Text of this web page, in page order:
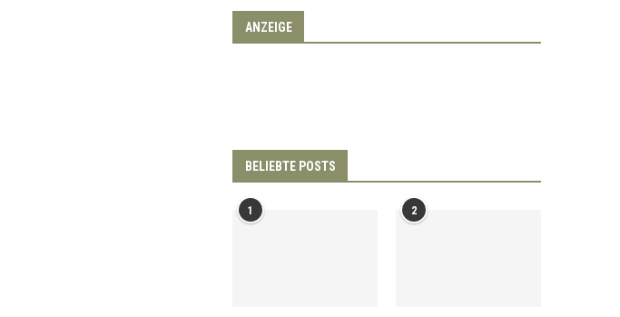
ANZEIGE
BELIEBTE POSTS
1 2